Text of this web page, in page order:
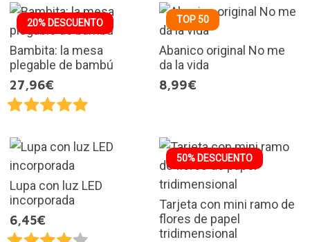
20% DESCUENTO
Bambita: la mesa
plegable de bambú
27,96€
TOP 50
Abanico original No me
da la vida
8,99€
Lupa con luz LED
incorporada
6,45€
50% DESCUENTO
Tarjeta con mini ramo de
flores de papel
tridimensional